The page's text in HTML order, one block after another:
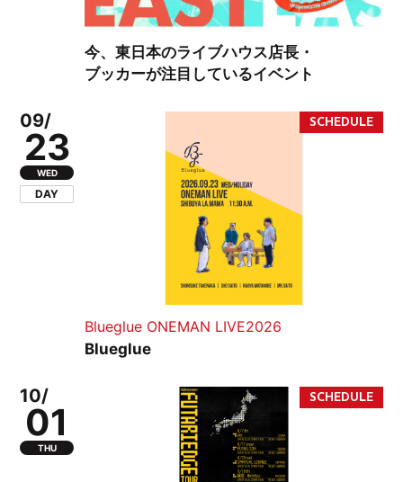
今、東日本のライブハウス店長・
ブッカーが注目しているイベント
09/
23
WED
DAY
Blueglue ONEMAN LIVE2026
Blueglue
10/
01
THU